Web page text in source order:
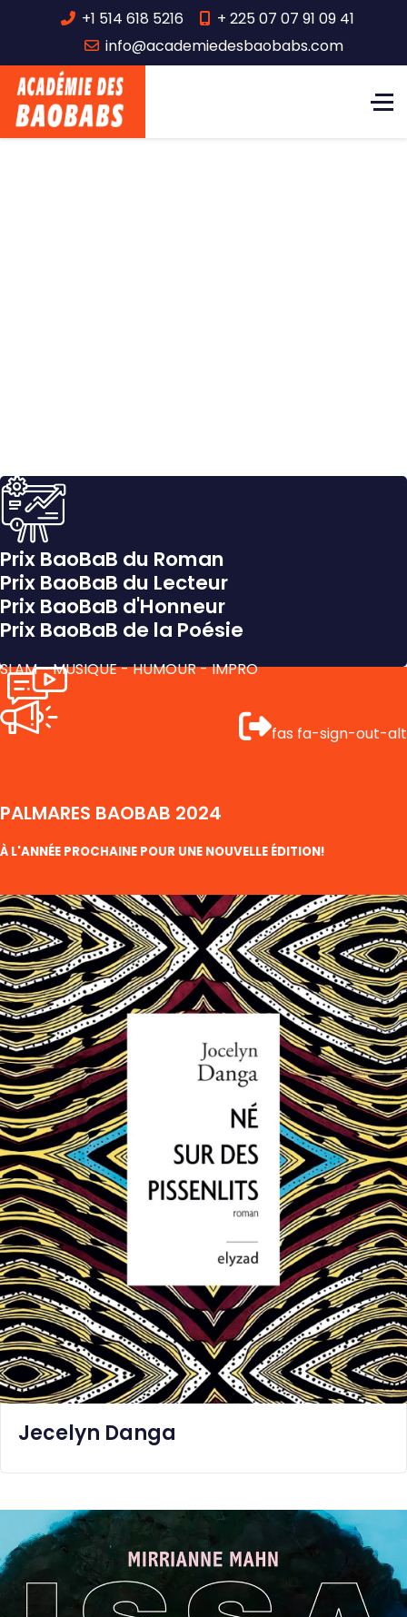
+1 514 618 5216
+ 225 07 07 91 09 41
info@academiedesbaobabs.com
Prix BaoBaB du Roman
Prix BaoBaB du Lecteur
Prix BaoBaB d'Honneur
Prix BaoBaB de la Poésie
SLAM - MUSIQUE - HUMOUR - IMPRO
fas fa-sign-out-alt
PALMARES BAOBAB 2024
À L'ANNÉE PROCHAINE POUR UNE NOUVELLE ÉDITION!
LA
Jecelyn Danga